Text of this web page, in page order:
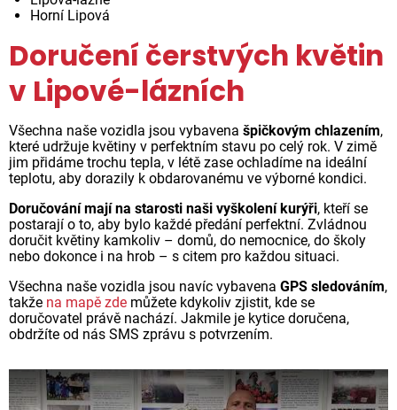
Horní Lipová
Doručení čerstvých květin
v Lipové-lázních
Všechna naše vozidla jsou vybavena špičkovým chlazením,
které udržuje květiny v perfektním stavu po celý rok. V zimě
jim přidáme trochu tepla, v létě zase ochladíme na ideální
teplotu, aby dorazily k obdarovanému ve výborné kondici.
Doručování mají na starosti naši vyškolení kurýři, kteří se
postarají o to, aby bylo každé předání perfektní. Zvládnou
doručit květiny kamkoliv – domů, do nemocnice, do školy
nebo dokonce i na hrob – s citem pro každou situaci.
Všechna naše vozidla jsou navíc vybavena GPS sledováním,
takže na mapě zde můžete kdykoliv zjistit, kde se
doručovatel právě nachází. Jakmile je kytice doručena,
obdržíte od nás SMS zprávu s potvrzením.